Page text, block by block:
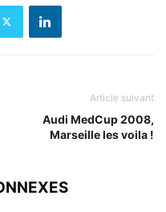
Article suivant
Audi MedCup 2008,
Marseille les voila !